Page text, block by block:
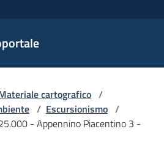
cartografico /
/ Escursionismo /
- Appennino Piacentino 3 -